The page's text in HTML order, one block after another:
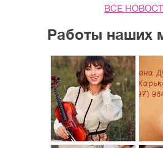
ВСЕ
Работы наших